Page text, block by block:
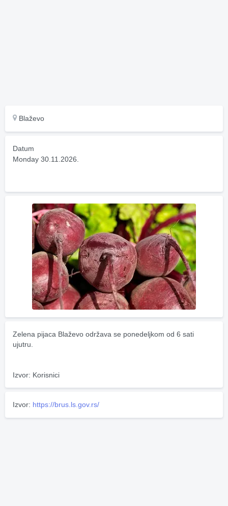
Blaževo
Datum
Monday 30.11.2026.
Zelena pijaca Blaževo održava se ponedeljkom od 6 sati
ujutru.
Izvor: Korisnici
Izvor: https://brus.ls.gov.rs/